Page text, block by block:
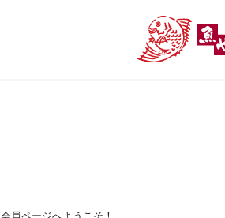
会員ページへようこそ！